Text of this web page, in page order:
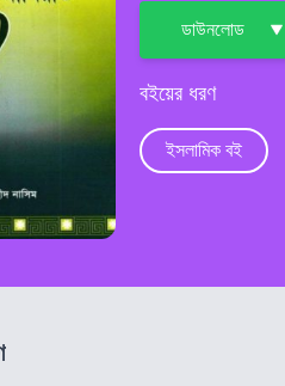
ডাউনলোড
বইয়ের ধরণ
ইসলামিক বই